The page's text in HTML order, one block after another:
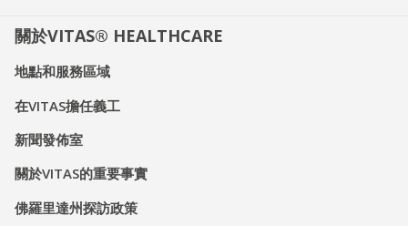
關於VITAS® HEALTHCARE
地點和服務區域
在VITAS擔任義工
新聞發佈室
關於VITAS的重要事實
佛羅里達州探訪政策